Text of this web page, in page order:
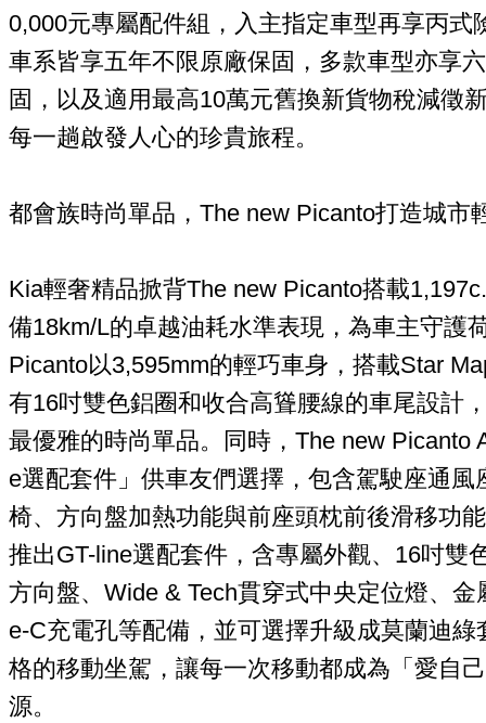
0,000元專屬配件組，入主指定車型再享丙式
車系皆享五年不限原廠保固，多款車型亦享
固，以及適用最高10萬元舊換新貨物稅減徵
每一趟啟發人心的珍貴旅程。
都會族時尚單品，The new Picanto打造城市
Kia輕奢精品掀背The new Picanto搭載
備18km/L的卓越油耗水準表現，為車主守護
Picanto以3,595mm的輕巧車身，搭載Star
有16吋雙色鋁圈和收合高聳腰線的車尾設計
最優雅的時尚單品。同時，The new Picanto
e選配套件」供車友們選擇，包含駕駛座通風
椅、方向盤加熱功能與前座頭枕前後滑移功
推出GT-line選配套件，含專屬外觀、16吋雙
方向盤、Wide & Tech貫穿式中央定位燈、
e-C充電孔等配備，並可選擇升級成莫蘭迪
格的移動坐駕，讓每一次移動都成為「愛自
源。